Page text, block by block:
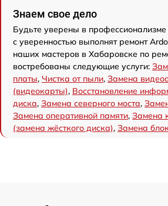
Знаем свое дело
Будьте уверены в
с уверенностью выполнят ремонт
наших мастеров в Хабаровске по
востребованы следующие услуги:
платы, Чистка от пыли, Замена
(видеокарты), Восстановление
диска, Замена северного моста,
Замена оперативной памяти, Замена
(замена жёсткого диска), Замена